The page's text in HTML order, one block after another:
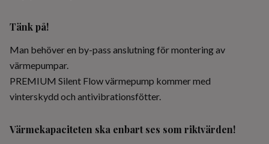
Tänk på!
Man behöver en by-pass anslutning för montering av
värmepumpar.
PREMIUM Silent Flow värmepump kommer med
vinterskydd och antivibrationsfötter.
Värmekapaciteten ska enbart ses som riktvärden!